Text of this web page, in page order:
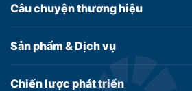
Câu chuyệnthương hiệu
Sản phẩm &Dịch vụ
Chiến lược phát triển